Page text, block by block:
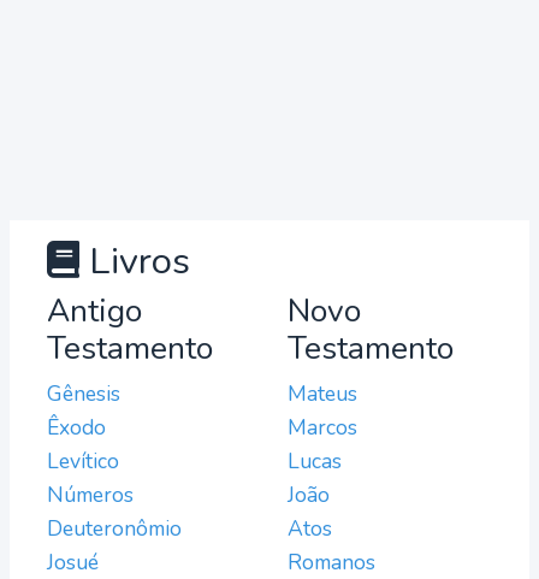
Livros
Antigo
Testamento
Gênesis
Êxodo
Levítico
Números
Deuteronômio
Josué
Novo
Testamento
Mateus
Marcos
Lucas
João
Atos
Romanos